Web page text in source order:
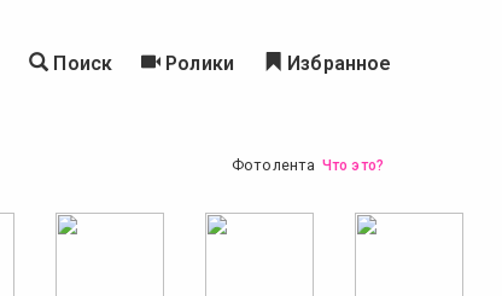
Поиск Ролики Избранное
Фотолента Что это?